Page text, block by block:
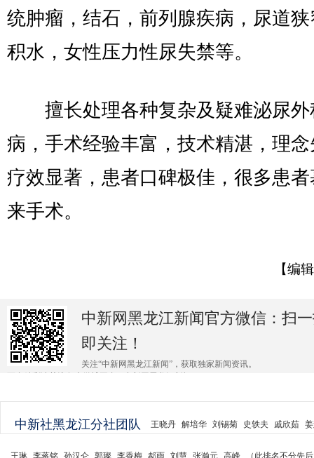
统肿瘤，结石，前列腺疾病，尿道
积水，女性压力性尿失禁等。
擅长处理各种复杂及疑难泌尿外
病，手术经验丰富，技术精湛，理
疗效显著，患者口碑极佳，很多患
来手术。
【编
中新网黑龙江新闻官方微信：扫
即关注！
关注“中新网黑龙江新闻”，获取独家新闻资讯。
中新社黑龙江分社团队 王晓丹 解培华 刘锡菊 史轶夫 戚欣茹